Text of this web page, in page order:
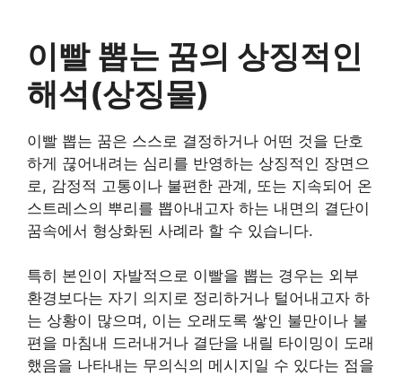
이빨 뽑는 꿈의 상징적인
해석(상징물)
이빨 뽑는 꿈은 스스로 결정하거나 어떤 것을 단호
하게 끊어내려는 심리를 반영하는 상징적인 장면으
로, 감정적 고통이나 불편한 관계, 또는 지속되어 온
스트레스의 뿌리를 뽑아내고자 하는 내면의 결단이
꿈속에서 형상화된 사례라 할 수 있습니다.
특히 본인이 자발적으로 이빨을 뽑는 경우는 외부
환경보다는 자기 의지로 정리하거나 털어내고자 하
는 상황이 많으며, 이는 오래도록 쌓인 불만이나 불
편을 마침내 드러내거나 결단을 내릴 타이밍이 도래
했음을 나타내는 무의식의 메시지일 수 있다는 점을